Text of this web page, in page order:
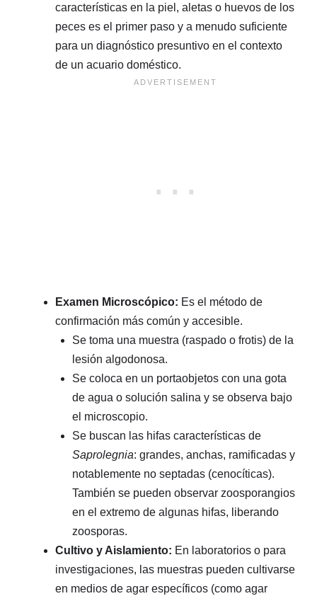
características en la piel, aletas o huevos de los
peces es el primer paso y a menudo suficiente
para un diagnóstico presuntivo en el contexto
de un acuario doméstico.
Examen Microscópico: Es el método de
confirmación más común y accesible.
Se toma una muestra (raspado o frotis) de la
lesión algodonosa.
Se coloca en un portaobjetos con una gota
de agua o solución salina y se observa bajo
el microscopio.
Se buscan las hifas características de
Saprolegnia: grandes, anchas, ramificadas y
notablemente no septadas (cenocíticas).
También se pueden observar zoosporangios
en el extremo de algunas hifas, liberando
zoosporas.
Cultivo y Aislamiento: En laboratorios o para
investigaciones, las muestras pueden cultivarse
en medios de agar específicos (como agar